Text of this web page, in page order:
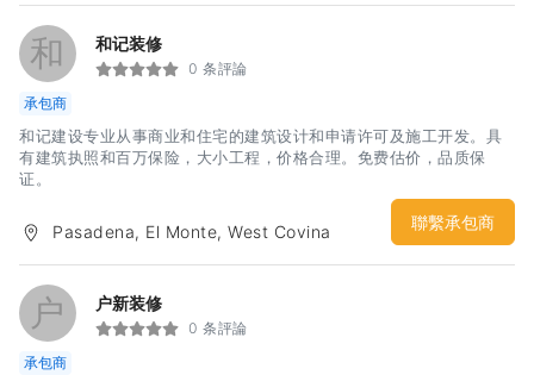
和 和记装修
0 条評論
承包商
和记建设专业从事商业和住宅的建筑设计和申请许可及施工开发。具
有建筑执照和百万保险，大小工程，价格合理。免费估价，品质保
证。
Pasadena, El Monte, West Covina 聯繫承包商
户 户新装修
0 条評論
承包商